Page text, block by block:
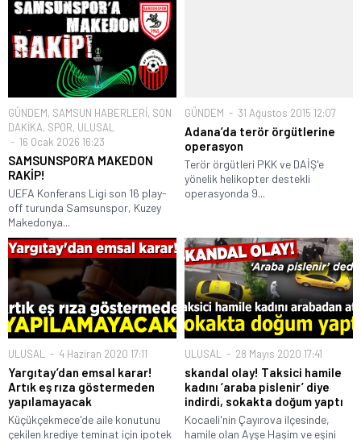
GÜNDEM, SAMSUN HABERLERİ, SON
DAKİKA, SPOR, ULUSAL
16 Ocak 2026 16:23
SAMSUNSPOR’A MAKEDON
RAKİP!
UEFA Konferans Ligi son 16 play-
off turunda Samsunspor, Kuzey
Makedonya...
GÜNDEM 31 Ağustos 2015 12:07
Adana’da terör örgütlerine
operasyon
Terör örgütleri PKK ve DAİŞ'e
yönelik helikopter destekli
operasyonda 9...
ULUSAL 4 Haziran 2020 17:11
Yargıtay’dan emsal karar!
Artık eş rıza göstermeden
yapılamayacak
Küçükçekmece'de aile konutunu
çekilen krediye teminat için ipotek
ULUSAL 28 Mayıs 2020 17:41
skandal olay! Taksici hamile
kadını ‘araba pislenir’ diye
indirdi, sokakta doğum yaptı
Kocaeli'nin Çayırova ilçesinde,
hamile olan Ayşe Haşim ve eşini